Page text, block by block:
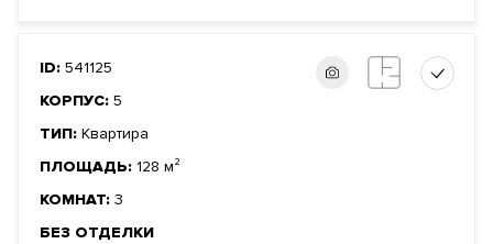
ID: 541125
КОРПУС: 5
ТИП: Квартира
ПЛОЩАДЬ: 128 м²
КОМНАТ: 3
БЕЗ ОТДЕЛКИ